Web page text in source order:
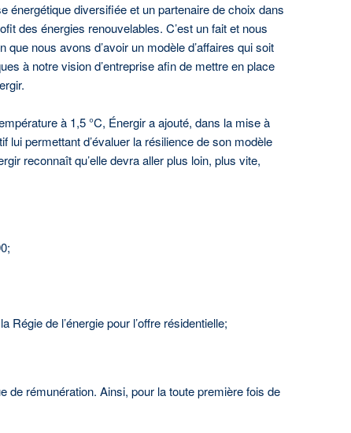
énergétique diversifiée et un partenaire de choix dans
des énergies renouvelables. C’est un fait et nous
nous avons d’avoir un modèle d’affaires qui soit
à notre vision d’entreprise afin de mettre en place
à 1,5 °C, Énergir a ajouté, dans la mise à
lui permettant d’évaluer la résilience de son modèle
reconnaît qu’elle devra aller plus loin, plus vite,
de l’énergie pour l’offre résidentielle;
de rémunération. Ainsi, pour la toute première fois de